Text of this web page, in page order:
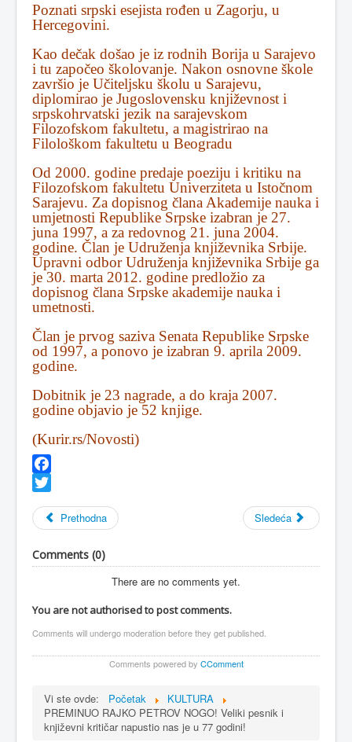
Poznati srpski esejista rođen u Zagorju, u
Hercegovini.
Kao dečak došao je iz rodnih Borija u Sarajevo
i tu započeo školovanje. Nakon osnovne škole
završio je Učiteljsku školu u Sarajevu,
diplomirao je Jugoslovensku književnost i
srpskohrvatski jezik na sarajevskom
Filozofskom fakultetu, a magistrirao na
Filološkom fakultetu u Beogradu
Od 2000. godine predaje poeziju i kritiku na
Filozofskom fakultetu Univerziteta u Istočnom
Sarajevu. Za dopisnog člana Akademije nauka i
umjetnosti Republike Srpske izabran je 27.
juna 1997, a za redovnog 21. juna 2004.
godine. Član je Udruženja književnika Srbije.
Upravni odbor Udruženja književnika Srbije ga
je 30. marta 2012. godine predložio za
dopisnog člana Srpske akademije nauka i
umetnosti.
Član je prvog saziva Senata Republike Srpske
od 1997, a ponovo je izabran 9. aprila 2009.
godine.
Dobitnik je 23 nagrade, a do kraja 2007.
godine objavio je 52 knjige.
(Kurir.rs/Novosti)
Facebook
Prethodna
Sledeća
Comments (0)
There are no comments yet.
You are not authorised to post comments.
Comments will undergo moderation before they get published.
Comments powered by CComment
Vi ste ovde: Početak
KULTURA
PREMINUO RAJKO PETROV NOGO! Veliki pesnik i
književni kritičar napustio nas je u 77 godini!